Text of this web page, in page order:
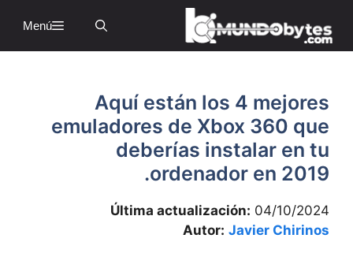
Menú
Aquí están los 4 mejores
emuladores de Xbox 360 que
deberías instalar en tu
ordenador en 2019.
Última actualización:04/10/2024
Autor: Javier Chirinos